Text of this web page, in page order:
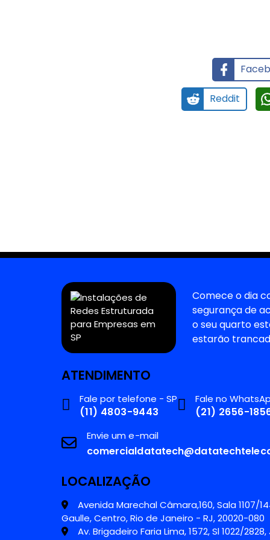
Reddit
Comece o dia
segurança de
o seu quarto
estarão
ATENDIMENTO
Fale por telefone - SP
(11) 4803-9443
Fale no
(21) 2656-
Envie um e-mail
LOCALIZAÇÃO
Avenida Marechal Câmara,160, Sala
Gaulle, Centro, Rio de Janeiro - RJ, 20020-080
Av. Brigadeiro Faria Lima, 1572, Sl 1022/